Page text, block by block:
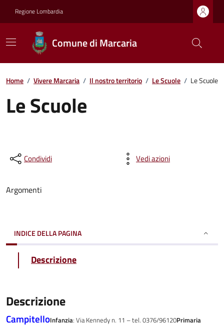
Regione Lombardia
Comune di Marcaria
Home / Vivere Marcaria / Il nostro territorio / Le Scuole / Le Scuole
Le Scuole
Condividi Vedi azioni
Argomenti
INDICE DELLA PAGINA
Descrizione
Descrizione
CampitelloInfanzia: Via Kennedy n. 11 – tel. 0376/96120Primaria